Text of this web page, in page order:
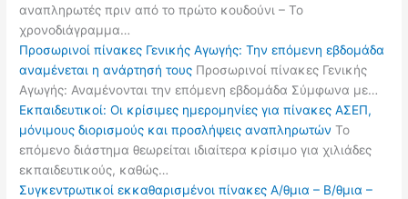
αναπληρωτές πριν από το πρώτο κουδούνι – Το
χρονοδιάγραμμα…
Προσωρινοί πίνακες Γενικής Αγωγής: Την επόμενη εβδομάδα
αναμένεται η ανάρτησή τους Προσωρινοί πίνακες Γενικής
Αγωγής: Αναμένονται την επόμενη εβδομάδα Σύμφωνα με…
Εκπαιδευτικοί: Οι κρίσιμες ημερομηνίες για πίνακες ΑΣΕΠ,
μόνιμους διορισμούς και προσλήψεις αναπληρωτών Το
επόμενο διάστημα θεωρείται ιδιαίτερα κρίσιμο για χιλιάδες
εκπαιδευτικούς, καθώς…
Συγκεντρωτικοί εκκαθαρισμένοι πίνακες Α/θμια – Β/θμια –